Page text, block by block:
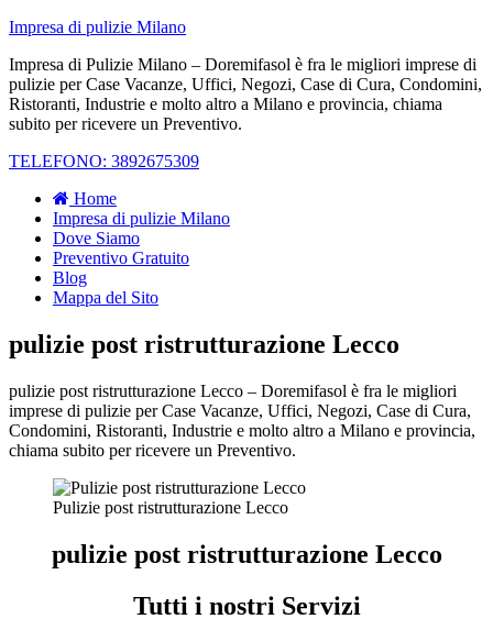
Impresa di pulizie Milano
Impresa di Pulizie Milano – Doremifasol è fra le migliori imprese di
pulizie per Case Vacanze, Uffici, Negozi, Case di Cura, Condomini,
Ristoranti, Industrie e molto altro a Milano e provincia, chiama
subito per ricevere un Preventivo.
TELEFONO: 3892675309
Home
Impresa di pulizie Milano
Dove Siamo
Preventivo Gratuito
Blog
Mappa del Sito
pulizie post ristrutturazione Lecco
pulizie post ristrutturazione Lecco – Doremifasol è fra le migliori
imprese di pulizie per Case Vacanze, Uffici, Negozi, Case di Cura,
Condomini, Ristoranti, Industrie e molto altro a Milano e provincia,
chiama subito per ricevere un Preventivo.
Pulizie post ristrutturazione Lecco
pulizie post ristrutturazione Lecco
Tutti i nostri Servizi